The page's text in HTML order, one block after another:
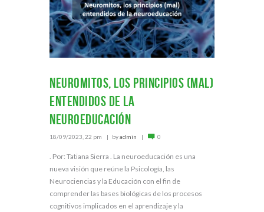
Neuromitos, los principios (mal)
entendidos de la
neuroeducación
18/09/2023, 22 pm byadmin 0
. Por: Tatiana Sierra . La neuroeducación es una
nueva visión que reúne la Psicología, las
Neurociencias y la Educación con el fin de
comprender las bases biológicas de los procesos
cognitivos implicados en el aprendizaje y la